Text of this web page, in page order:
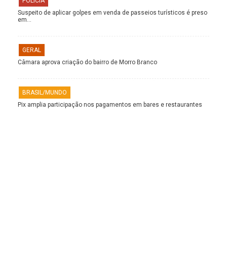
Suspeito de aplicar golpes em venda de passeios turísticos é preso
em…
GERAL
Câmara aprova criação do bairro de Morro Branco
BRASIL/MUNDO
Pix amplia participação nos pagamentos em bares e restaurantes